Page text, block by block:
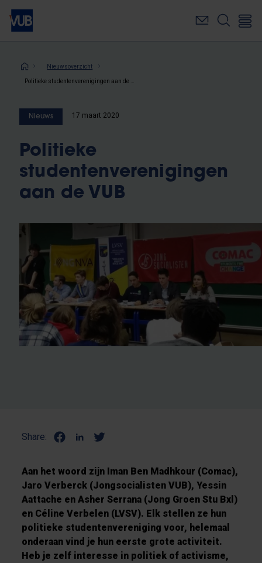
Overslaan
naar
inhoudKruimelpad
Nieuwsoverzicht
Nieuws 17 maart 2020
Politieke
studentenverenigingen
aan de VUB
Share:
Aan het woord zijn Iman Ben Madhkour (Comac),
Jaro Verberck (Jongsocialisten VUB), Yessin
Aattache en Asher Serrana (Jong Groen Stu Bxl)
en Céline Verbelen (LVSV). Elk stellen ze hun
politieke studentenvereniging voor, helemaal
onderaan vind je hun eerste grote activiteit.
Heb je zelf interesse in politiek of activisme,